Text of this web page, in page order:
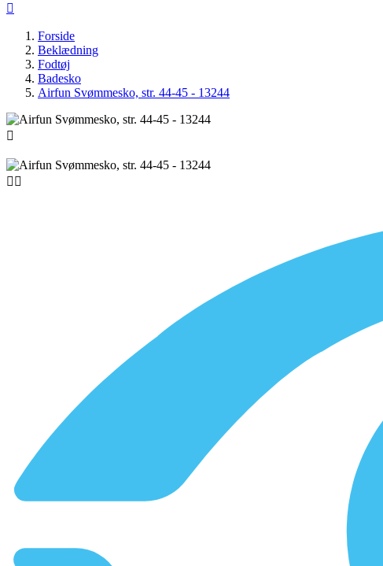

Forside
Beklædning
Fodtøj
Badesko
Airfun Svømmesko, str. 44-45 - 13244

 